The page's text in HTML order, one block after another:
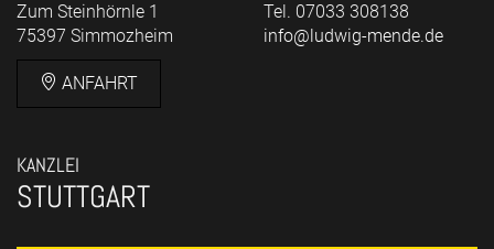
Zum Steinhörnle 1
75397 Simmozheim
ANFAHRT
Tel. 07033 308138
info@ludwig-mende.de
KANZLEI
STUTTGART